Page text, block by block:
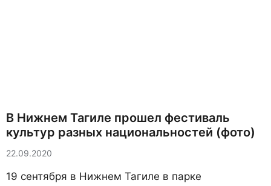
В Нижнем Тагиле прошел фестиваль
культур разных национальностей (фото)
22.09.2020
19 сентября в Нижнем Тагиле в парке